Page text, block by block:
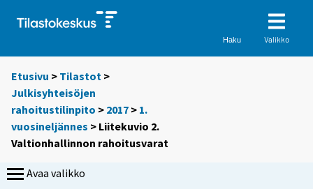
Haku Valikko
Etusivu > Tilastot >
Julkisyhteisöjen
rahoitustilinpito > 2017 > 1.
vuosineljännes > Liitekuvio 2.
Valtionhallinnon rahoitusvarat
Avaa valikko